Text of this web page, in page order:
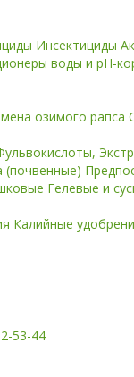
Инсектициды
воды и pH-
озимого рапса
(почвенные)
Гелевые и
Калийные
53-44